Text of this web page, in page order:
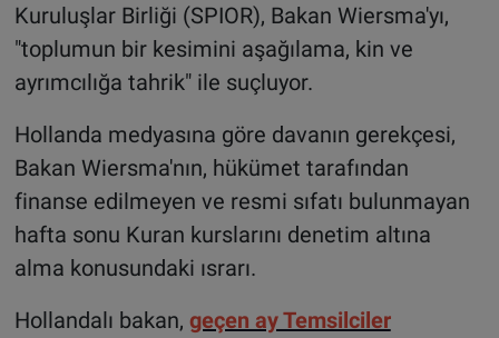
Kuruluşlar Birliği (SPIOR), Bakan Wiersma'yı,
"toplumun bir kesimini aşağılama, kin ve
ayrımcılığa tahrik" ile suçluyor.
Hollanda medyasına göre davanın gerekçesi,
Bakan Wiersma'nın, hükümet tarafından
finanse edilmeyen ve resmi sıfatı bulunmayan
hafta sonu Kuran kurslarını denetim altına
alma konusundaki ısrarı.
Hollandalı bakan, geçen ay Temsilciler